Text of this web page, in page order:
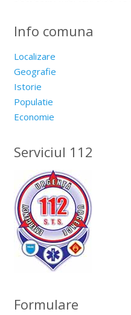
Info comuna
Localizare
Geografie
Istorie
Populatie
Economie
Serviciul 112
Formulare